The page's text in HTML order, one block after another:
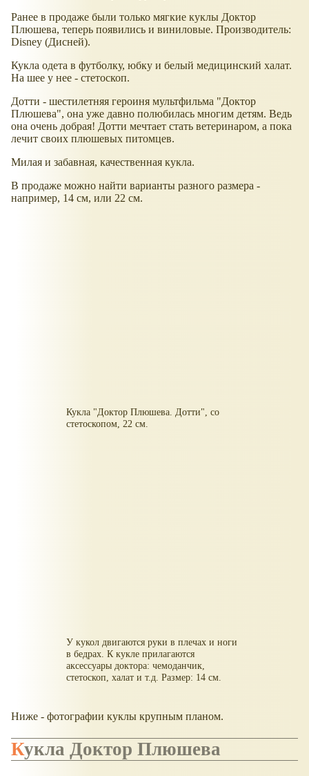
Ранее в продаже были только мягкие куклы Доктор
Плюшева, теперь появились и виниловые. Производитель:
Disney (Дисней).
Кукла одета в футболку, юбку и белый медицинский халат.
На шее у нее - стетоскоп.
Дотти - шестилетняя героиня мультфильма "Доктор
Плюшева", она уже давно полюбилась многим детям. Ведь
она очень добрая! Дотти мечтает стать ветеринаром, а пока
лечит своих плюшевых питомцев.
Милая и забавная, качественная кукла.
В продаже можно найти варианты разного размера -
например, 14 см, или 22 см.
Кукла "Доктор Плюшева. Дотти", со
стетоскопом, 22 см.
У кукол двигаются руки в плечах и ноги
в бедрах. К кукле прилагаются
аксессуары доктора: чемоданчик,
стетоскоп, халат и т.д. Размер: 14 см.
Ниже - фотографии куклы крупным планом.
Кукла Доктор Плюшева